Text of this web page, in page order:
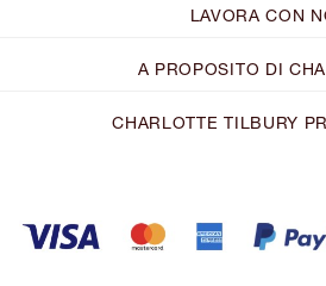
LAVORA CON
A PROPOSITO DI
CHARLOTTE TILBURY